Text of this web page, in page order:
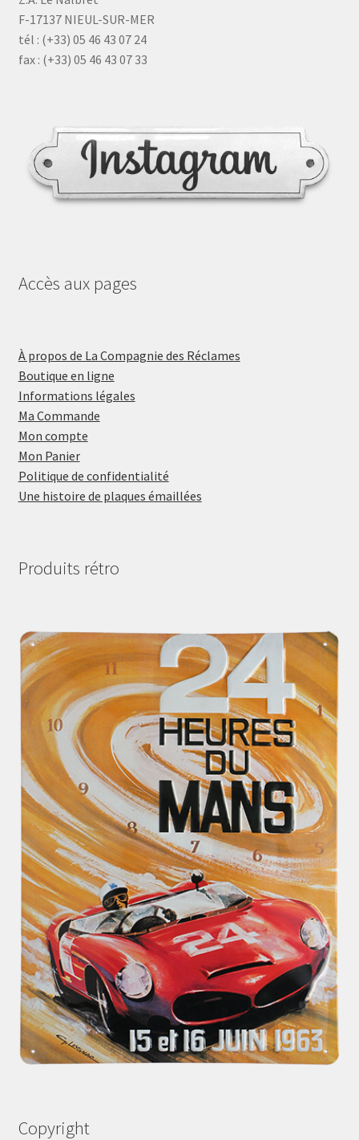
F-17137 NIEUL-SUR-MER
tél : (+33) 05 46 43 07 24
fax : (+33) 05 46 43 07 33
Accès aux pages
À propos de La Compagnie des Réclames
Boutique en ligne
Informations légales
Ma Commande
Mon compte
Mon Panier
Politique de confidentialité
Une histoire de plaques émaillées
Produits rétro
Copyright